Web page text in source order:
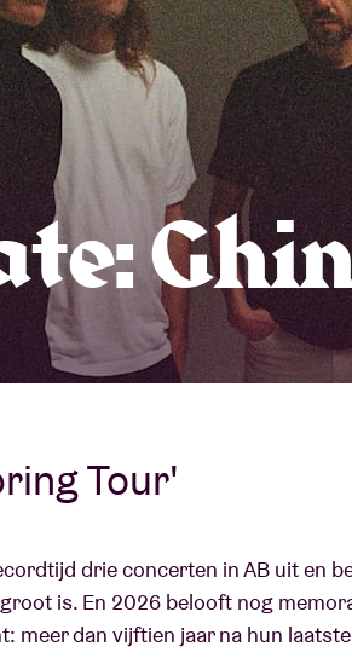
Tour'
drie concerten in AB uit en
is. En 2026 belooft nog
meer dan vijftien jaar na hun